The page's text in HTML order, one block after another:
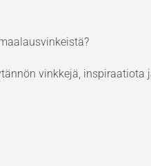
vinkkejä, inspiraatiota